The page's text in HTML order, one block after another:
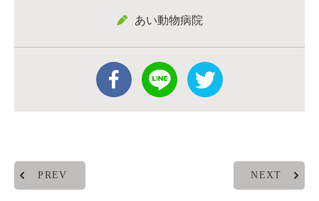
あい動物病院
PREV NEXT